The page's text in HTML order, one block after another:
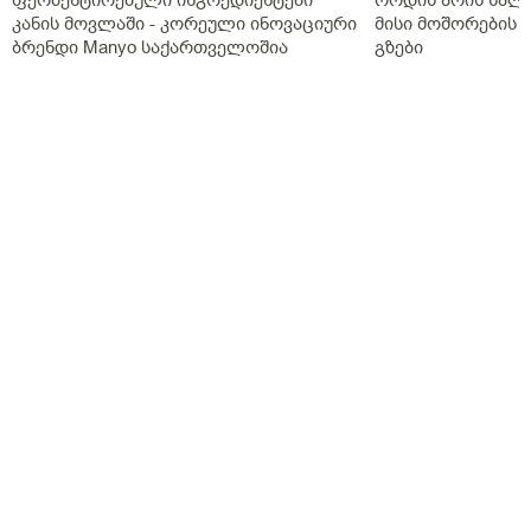
კანის მოვლაში - კორეული ინოვაციური
ბრენდი Manyo საქართველოშია
მისი მოშორების
გზები